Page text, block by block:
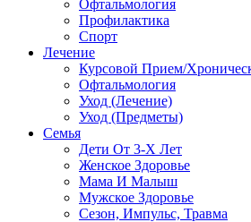
Офтальмология
Профилактика
Спорт
Лечение
Курсовой Прием/
Офтальмология
Уход (Лечение)
Уход (Предметы)
Семья
Дети От 3-Х Лет
Женское Здоровье
Мама И Малыш
Мужское Здоровье
Сезон, Импульс, Травма